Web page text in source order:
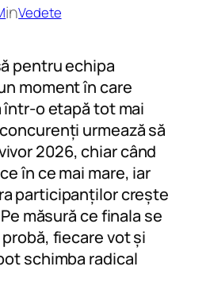
inVedete
pentru echipa
moment în care
o etapă tot mai
urmează să
2026, chiar când
în ce mai mare, iar
participanților crește
măsură ce finala se
fiecare vot și
schimba radical